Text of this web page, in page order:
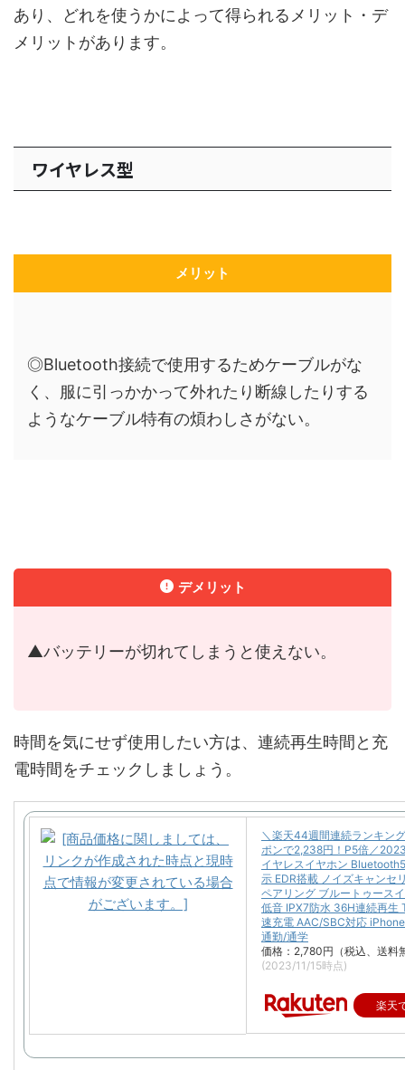
あり、どれを使うかによって得られるメリット・デ
メリットがあります。
ワイヤレス型
メリット
◎Bluetooth接続で使用するためケーブルがな
く、服に引っかかって外れたり断線したりする
ようなケーブル特有の煩わしさがない。
デメリット
▲バッテリーが切れてしまうと使えない。
時間を気にせず使用したい方は、連続再生時間と充
電時間をチェックしましょう。
＼楽天44週間連続ランキン
ポンで2,238円！P5倍／
イヤレスイヤホン
示 EDR搭載 ノイズキャンセ
ペアリング ブルートゥース
低音 IPX7防水 36H連続再生
速充電 AAC/SBC対応
通勤/通学
価格：2,780円（税込、送料
(2023/11/15時点)
楽天